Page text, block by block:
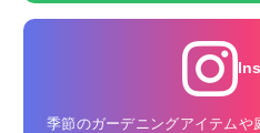
季節のガーデニングアイテムや